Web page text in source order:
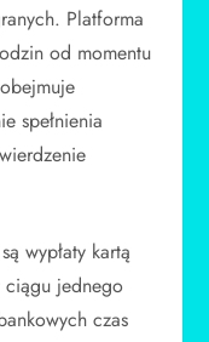
Platforma
od momentu
spełnienia
wypłaty kartą
ciągu jednego
czas